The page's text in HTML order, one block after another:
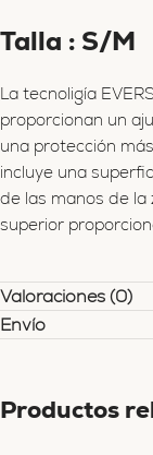
Talla : S/M
La tecnoligía
proporcionan un
una protección
incluye una
de las manos de la
superior
Valoraciones (0)
Envío
Productos